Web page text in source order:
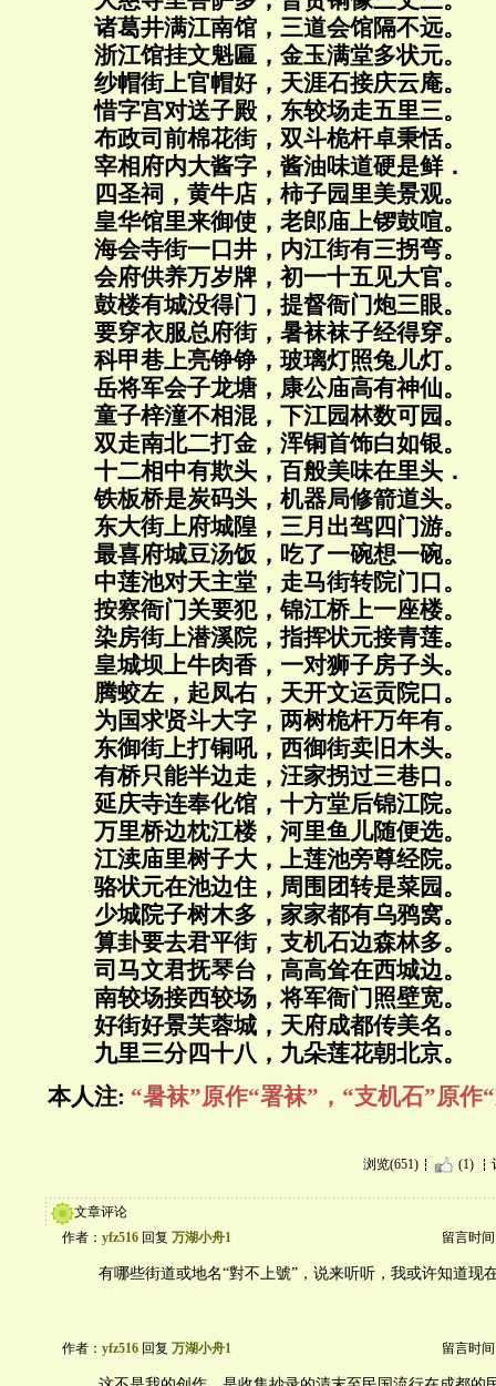
诸葛井满江南馆，三道会馆隔不远。
浙江馆挂文魁匾，金玉满堂多状元。
纱帽街上官帽好，天涯石接庆云庵。
惜字宫对送子殿，东较场走五里三。
布政司前棉花街，双斗桅杆卓秉恬。
宰相府内大酱字，酱油味道硬是鲜．
四圣祠，黄牛店，柿子园里美景观。
皇华馆里来御使，老郎庙上锣鼓喧。
海会寺街一口井，内江街有三拐弯。
会府供养万岁牌，初一十五见大官。
鼓楼有城没得门，提督衙门炮三眼。
要穿衣服总府街，暑袜袜子经得穿。
科甲巷上亮铮铮，玻璃灯照兔儿灯。
岳将军会子龙塘，康公庙高有神仙。
童子梓潼不相混，下江园林数可园。
双走南北二打金，浑铜首饰白如银。
十二相中有欺头，百般美味在里头．
铁板桥是炭码头，机器局修箭道头。
东大街上府城隍，三月出驾四门游。
最喜府城豆汤饭，吃了一碗想一碗。
中莲池对天主堂，走马街转院门口。
按察衙门关要犯，锦江桥上一座楼。
染房街上潜溪院，指挥状元接青莲。
皇城坝上牛肉香，一对狮子房子头。
腾蛟左，起凤右，天开文运贡院口。
为国求贤斗大字，两树桅杆万年有。
东御街上打铜吼，西御街卖旧木头。
有桥只能半边走，汪家拐过三巷口。
延庆寺连奉化馆，十方堂后锦江院。
万里桥边枕江楼，河里鱼儿随便选。
江渎庙里树子大，上莲池旁尊经院。
骆状元在池边住，周围团转是菜园。
少城院子树木多，家家都有乌鸦窝。
算卦要去君平街，支机石边森林多。
司马文君抚琴台，高高耸在西城边。
南较场接西较场，将军衙门照壁宽。
好街好景芙蓉城，天府成都传美名。
九里三分四十八，九朵莲花朝北京。
本人注: “暑袜”原作“署袜”， “支机石”原作
浏览(651) (1)
文章评论
作者： yfz516 回复 万湖小舟1 留言时间
有哪些街道或地名“對不上號”，说来听听，我或许知道现
作者： yfz516 回复 万湖小舟1 留言时间